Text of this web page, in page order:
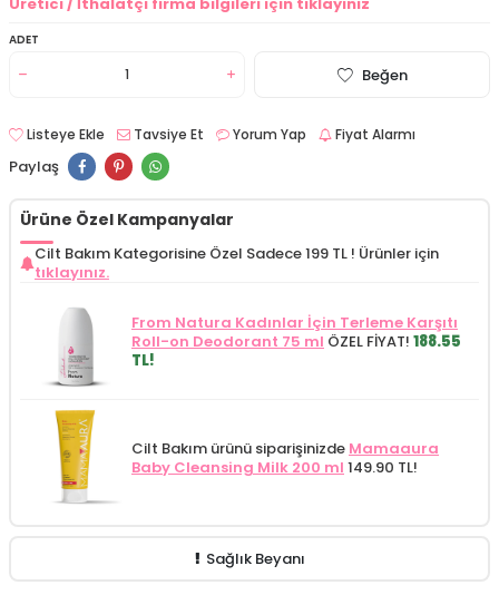
ADET
Beğen
Listeye Ekle Tavsiye Et Yorum Yap Fiyat Alarmı
Paylaş
Ürüne Özel Kampanyalar
Cilt Bakım Kategorisine Özel Sadece 199 TL ! Ürünler için
tıklayınız.
From Natura Kadınlar İçin Terleme Karşıtı
Roll-on Deodorant 75 ml ÖZEL FİYAT! 188.55
TL!
Cilt Bakım ürünü siparişinizde Mamaaura
Baby Cleansing Milk 200 ml 149.90 TL!
Sağlık Beyanı